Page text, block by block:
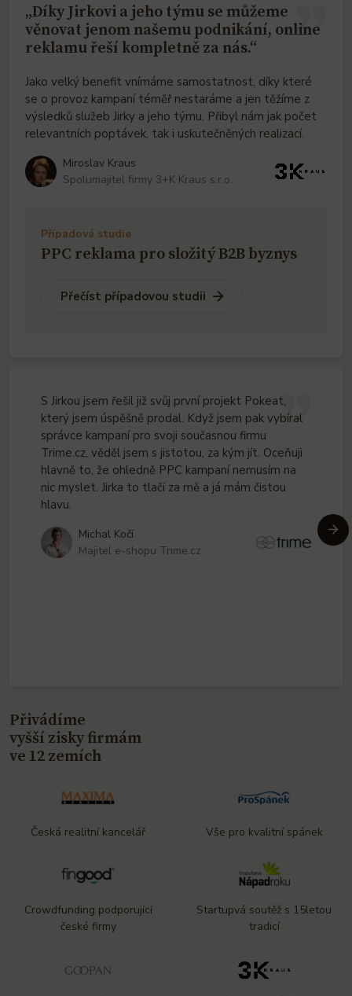
„Díky Jirkovi a jeho týmu se můžeme
věnovat jenom našemu podnikání, online
reklamu řeší kompletně za nás.“
Jako velký benefit vnímáme samostatnost, díky které
se o provoz kampaní téměř nestaráme a jen těžíme z
výsledků služeb Jirky a jeho týmu. Přibyl nám jak počet
relevantních poptávek, tak i uskutečněných realizací.
Miroslav Kraus
Spolumajitel firmy 3+K Kraus s.r.o.
Případová studie
PPC reklama pro složitý B2B byznys
Přečíst případovou studii
S Jirkou jsem řešil již svůj první projekt Pokeat,
který jsem úspěšně prodal. Když jsem pak vybíral
správce kampaní pro svoji současnou firmu
Trime.cz, věděl jsem s jistotou, za kým jít. Oceňuji
hlavně to, že ohledně PPC kampaní nemusím na
nic myslet. Jirka to tlačí za mě a já mám čistou
hlavu.
Michal Kočí
Majitel e-shopu Trime.cz
Přivádíme
vyšší zisky firmám
ve 12 zemích
Česká realitní kancelář Vše pro kvalitní spánek
Crowdfunding podporující
české firmy
Startupvá soutěž s 15letou
tradicí